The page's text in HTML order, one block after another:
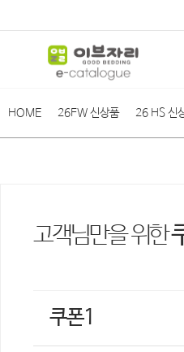
HOME 26FW 신상품 26 HS 신
고객님만을 위한
쿠폰1